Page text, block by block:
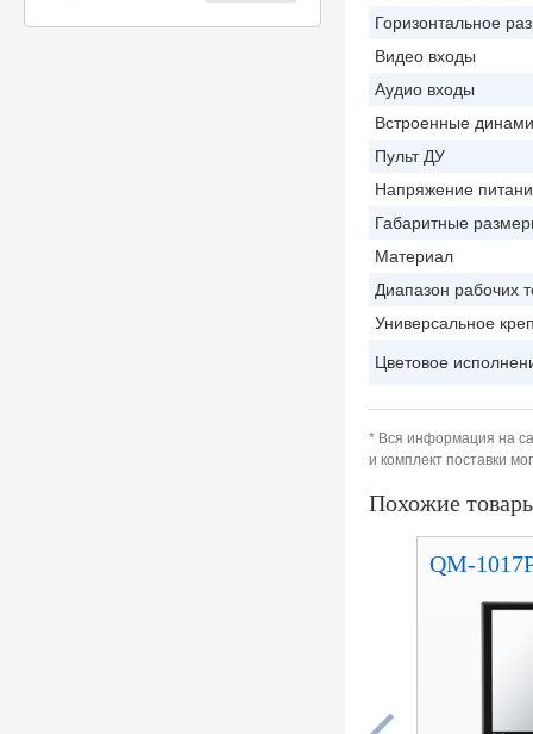
Горизонтальное
Видео входы
Аудио входы
Встроенные
Пульт ДУ
Напряжение
Габаритные
Материал
Диапазон рабочих
Универсальное
Цветовое
* Вся информация на
и комплект поставки
Похожие
QM-